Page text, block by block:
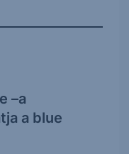
–a
a blue